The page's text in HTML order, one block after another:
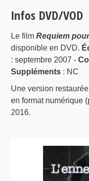
Infos DVD/VOD
Le filmRequiem
disponible en DVD.
: septembre 2007 -
Suppléments : NC
Une version
en format numérique
2016.